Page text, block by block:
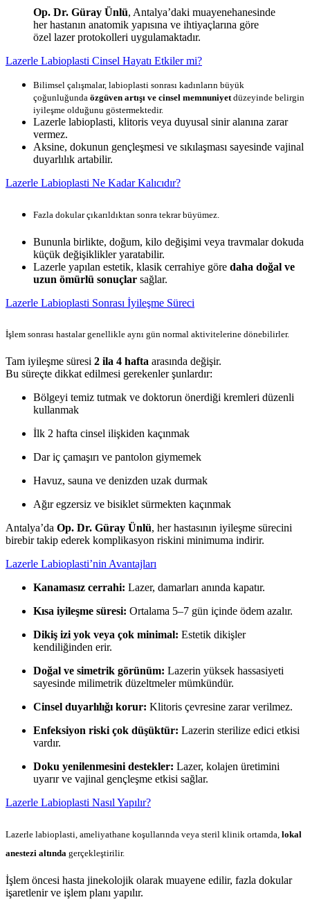
Op. Dr. Güray Ünlü, Antalya’daki muayenehanesinde
her hastanın anatomik yapısına ve ihtiyaçlarına göre
özel lazer protokolleri uygulamaktadır.
Lazerle Labioplasti Cinsel Hayatı Etkiler mi?
Bilimsel çalışmalar, labioplasti sonrası kadınların büyük
çoğunluğunda özgüven artışı ve cinsel memnuniyet düzeyinde belirgin
iyileşme olduğunu göstermektedir.
Lazerle labioplasti, klitoris veya duyusal sinir alanına zarar
vermez.
Aksine, dokunun gençleşmesi ve sıkılaşması sayesinde vajinal
duyarlılık artabilir.
Lazerle Labioplasti Ne Kadar Kalıcıdır?
Fazla dokular çıkarıldıktan sonra tekrar büyümez.
Bununla birlikte, doğum, kilo değişimi veya travmalar dokuda
küçük değişiklikler yaratabilir.
Lazerle yapılan estetik, klasik cerrahiye göre daha doğal ve
uzun ömürlü sonuçlar sağlar.
Lazerle Labioplasti Sonrası İyileşme Süreci
İşlem sonrası hastalar genellikle aynı gün normal aktivitelerine dönebilirler.
Tam iyileşme süresi 2 ila 4 hafta arasında değişir.
Bu süreçte dikkat edilmesi gerekenler şunlardır:
Bölgeyi temiz tutmak ve doktorun önerdiği kremleri düzenli
kullanmak
İlk 2 hafta cinsel ilişkiden kaçınmak
Dar iç çamaşırı ve pantolon giymemek
Havuz, sauna ve denizden uzak durmak
Ağır egzersiz ve bisiklet sürmekten kaçınmak
Antalya’da Op. Dr. Güray Ünlü, her hastasının iyileşme sürecini
birebir takip ederek komplikasyon riskini minimuma indirir.
Lazerle Labioplasti’nin Avantajları
Kanamasız cerrahi: Lazer, damarları anında kapatır.
Kısa iyileşme süresi: Ortalama 5–7 gün içinde ödem azalır.
Dikiş izi yok veya çok minimal: Estetik dikişler
kendiliğinden erir.
Doğal ve simetrik görünüm: Lazerin yüksek hassasiyeti
sayesinde milimetrik düzeltmeler mümkündür.
Cinsel duyarlılığı korur: Klitoris çevresine zarar verilmez.
Enfeksiyon riski çok düşüktür: Lazerin sterilize edici etkisi
vardır.
Doku yenilenmesini destekler: Lazer, kolajen üretimini
uyarır ve vajinal gençleşme etkisi sağlar.
Lazerle Labioplasti Nasıl Yapılır?
Lazerle labioplasti, ameliyathane koşullarında veya steril klinik ortamda, lokal
anestezi altında gerçekleştirilir.
İşlem öncesi hasta jinekolojik olarak muayene edilir, fazla dokular
işaretlenir ve işlem planı yapılır.